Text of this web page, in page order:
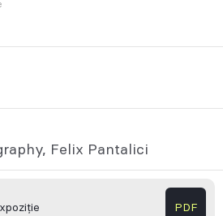
Felix Pantalici
PDF